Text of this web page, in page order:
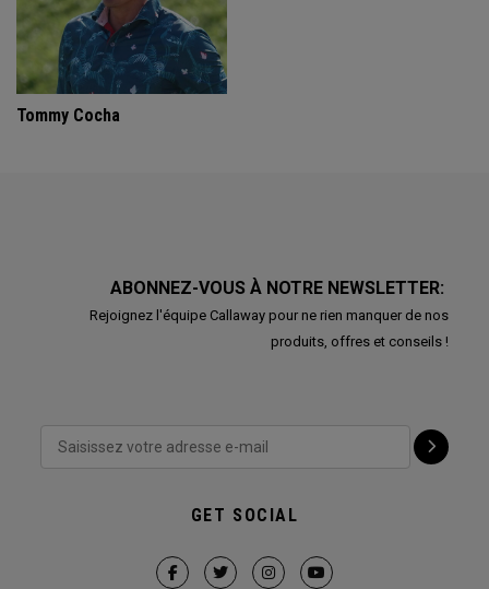
Tommy Cocha
ABONNEZ-VOUS À NOTRE NEWSLETTER:
Rejoignez l'équipe Callaway pour ne rien manquer de nos
produits, offres et conseils !
GET SOCIAL